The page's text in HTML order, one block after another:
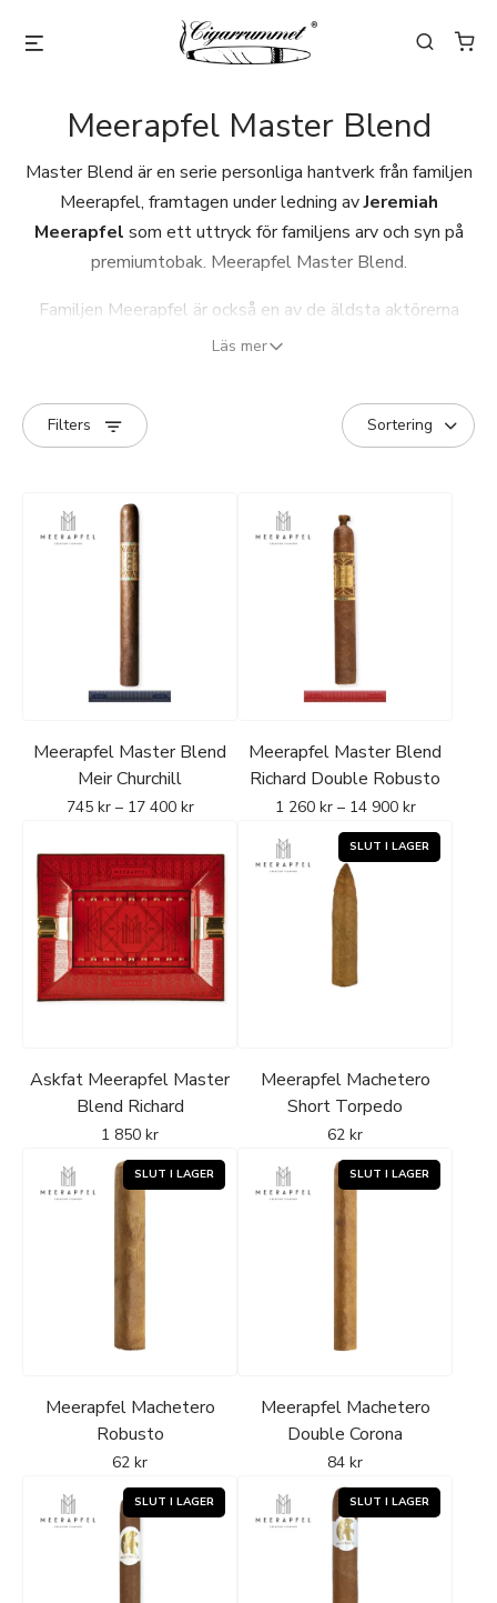
Meerapfel Master Blend
Master Blend är en serie personliga hantverk från familjen
Meerapfel, framtagen under ledning avJeremiah
Meerapfel som ett uttryck för familjens arv och syn på
premiumtobak. Meerapfel Master Blend.
Familjen Meerapfel är också en av de äldsta aktörerna
inom tobaksindustrin, med rötter tillbaka till 1600-talet
Historiskt har familjen haft en central roll i handel,
selektering och utveckling av tobak, särskilt kopplat till
Master Blend-serien
introducerades som ett modernt
steg i varumärkets utveckling, där Jeremiah återlanserade
familjenamnet i cigarrform med fokus på ett så kallat
“ultra-premium”-segment. Serien är uppbyggd som en
hyllning till tidigare generationer inom familjen, där varje
blend representerar en specifik person och epok i
En gemensam nämnare för samtliga cigarrer i serien är
användningen av familjens eget odlade och långt lagrade
de mest sällsynta och karaktärsdefinierande inom
internationell cigarrproduktion. Blendspecifikationer hålls
medvetet begränsade, men fokus ligger på långt lagrad
tobak och kontrollerad produktion för att säkerställa
konsekvens och teknisk precision i varje cigarr.
inom tobak omsätts i färdiga cigarrer, med tydlig koppling
till både ursprung och generationsarv.
Här väntar ett Meerapfel
Moment
Cigarrummet är importör och distributör av
Meerapfel Cigar på den svenska marknaden.
Läs mer
Filters
Meerapfel Master Blend
Meir Churchill
745 kr – 17 400 kr
Meerapfel Master Blend
Richard Double Robusto
1 260 kr – 14 900 kr
Askfat Meerapfel Master
Blend Richard
1 850 kr
Meerapfel Machetero
Short Torpedo
62 kr
Meerapfel Machetero
Robusto
62 kr
Meerapfel Machetero
Double Corona
84 kr